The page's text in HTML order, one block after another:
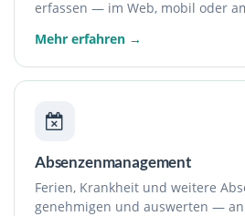
erfassen — im Web, mobil oder
Mehr erfahren →
Absenzenmanagement
Ferien, Krankheit und weitere
genehmigen und auswerten —